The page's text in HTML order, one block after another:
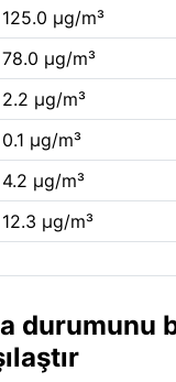
125.0 µg/m³
78.0 µg/m³
2.2 µg/m³
0.1 µg/m³
4.2 µg/m³
12.3 µg/m³
durumunu